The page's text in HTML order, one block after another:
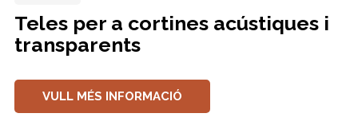
Teles per a cortines acústiques i
transparents
VULL MÉS INFORMACIÓ